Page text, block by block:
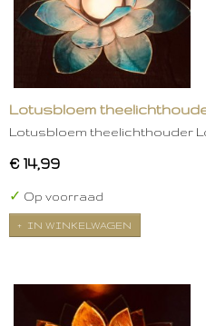
Lotusbloem
Lotusbloem theelichthouder
€ 14,99
✓ Op voorraad
IN WINKELWAGEN